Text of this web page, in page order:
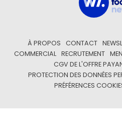
À PROPOS CONTACT
COMMERCIAL
RECRUTEMENT
CGV DE L'OFFRE
PROTECTION DES DONNÉES
PRÉFÉRENCES